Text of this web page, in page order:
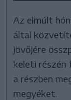
Az elmúlt
által
jövőjére
keleti részén
a részben
megyéket.